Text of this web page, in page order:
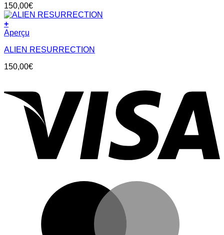
150,00€
+
Aperçu
ALIEN RESURRECTION
150,00€